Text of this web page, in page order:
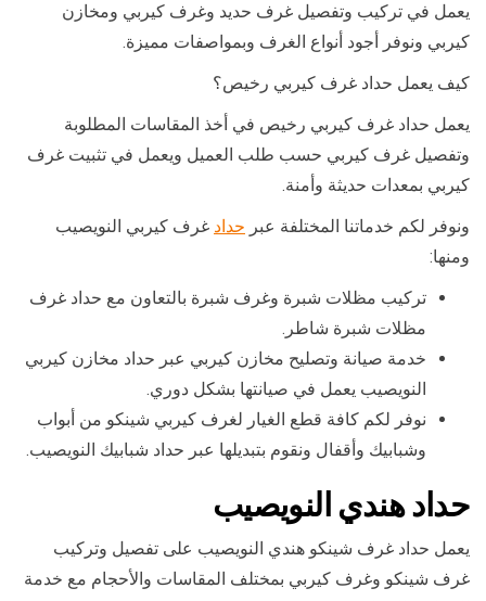
يعمل في تركيب وتفصيل غرف حديد وغرف كيربي ومخازن
كيربي ونوفر أجود أنواع الغرف وبمواصفات مميزة.
كيف يعمل حداد غرف كيربي رخيص؟
يعمل حداد غرف كيربي رخيص في أخذ المقاسات المطلوبة
وتفصيل غرف كيربي حسب طلب العميل ويعمل في تثبيت غرف
كيربي بمعدات حديثة وأمنة.
ونوفر لكم خدماتنا المختلفة عبر حداد غرف كيربي النويصيب
ومنها:
تركيب مظلات شبرة وغرف شبرة بالتعاون مع حداد غرف
مظلات شبرة شاطر.
خدمة صيانة وتصليح مخازن كيربي عبر حداد مخازن كيربي
النويصيب يعمل في صيانتها بشكل دوري.
نوفر لكم كافة قطع الغيار لغرف كيربي شينكو من أبواب
وشبابيك وأقفال ونقوم بتبديلها عبر حداد شبابيك النويصيب.
حداد هندي النويصيب
يعمل حداد غرف شينكو هندي النويصيب على تفصيل وتركيب
غرف شينكو وغرف كيربي بمختلف المقاسات والأحجام مع خدمة